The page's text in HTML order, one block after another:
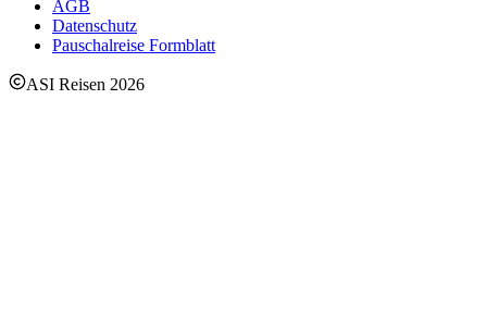
AGB
Datenschutz
Pauschalreise Formblatt
ASI Reisen 2026